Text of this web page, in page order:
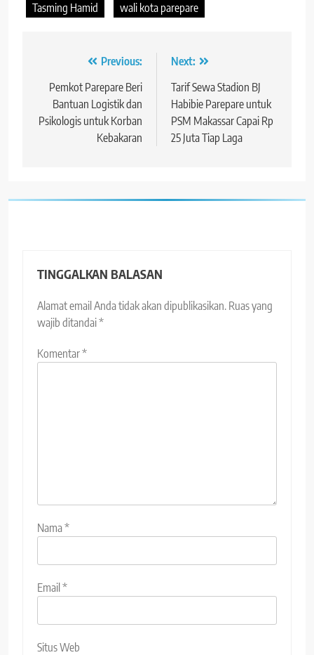
Tasming Hamid wali kota parepare
Navigasi
pos
Previous:
Pemkot Parepare Beri
Bantuan Logistik dan
Psikologis untuk Korban
Kebakaran
Next:
Tarif Sewa Stadion BJ
Habibie Parepare untuk
PSM Makassar Capai Rp
25 Juta Tiap Laga
TINGGALKAN BALASAN
Alamat email Anda tidak akan dipublikasikan. Ruas yang
wajib ditandai*
Komentar*
Nama*
Email*
Situs Web